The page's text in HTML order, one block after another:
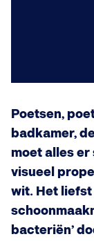
Poetsen,
badkamer,
moet alles er
visueel
wit. Het liefst
bacteriën’